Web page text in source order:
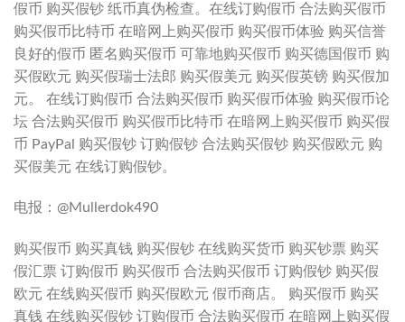
假币 购买假钞 纸币真伪检查。在线订购假币 合法购买假币
购买假币比特币 在暗网上购买假币 购买假币体验 购买信誉
良好的假币 匿名购买假币 可靠地购买假币 购买德国假币 购
买假欧元 购买假瑞士法郎 购买假美元 购买假英镑 购买假加
元。 在线订购假币 合法购买假币 购买假币体验 购买假币论
坛 合法购买假币 购买假币比特币 在暗网上购买假币 购买假
币 PayPal 购买假钞 订购假钞 合法购买假钞 购买假欧元 购
买假美元 在线订购假钞。
电报：@Mullerdok490
购买假币 购买真钱 购买假钞 在线购买货币 购买钞票 购买
假汇票 订购假币 购买假币 合法购买假币 订购假钞 购买假
欧元 在线购买假币 购买假欧元 假币商店。 购买假币 购买
真钱 在线购买假钞 订购假币 合法购买假币 在暗网上购买假